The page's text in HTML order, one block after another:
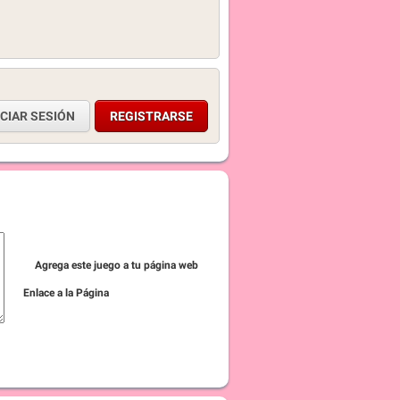
SESIÓN REGISTRARSE
Agrega este juego a tu página web
Enlace a la Página